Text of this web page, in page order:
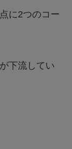
に2つのコー
下流してい